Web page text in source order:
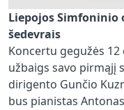
Liepojos Simfoninio
šedevrais
Koncertu gegužės
užbaigs savo pirmąjį
dirigento Gunčio
bus pianistas